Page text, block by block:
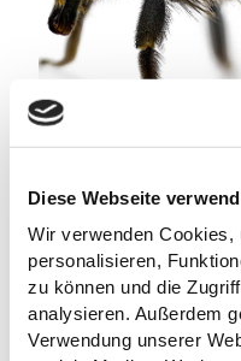
Diese Webseite
Wir verwenden Cookies,
personalisieren,
zu können und die
analysieren. Außerdem
Verwendung unserer
2020 - DIE